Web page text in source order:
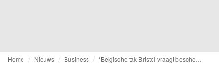
Home Nieuws Business